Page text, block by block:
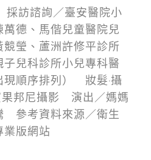
訪諮詢／臺安醫院小
德、馬偕兒童醫院兒
瑩、蘆洲許修平診所
子兒科診所小兒專科醫
現順序排列） 妝髮‧攝
果邦尼攝影 演出／媽媽
參考資料來源／衛生
業版網站